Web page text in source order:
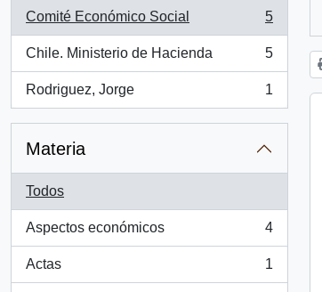
Comité Económico Social
, 5 resultados
5
Chile. Ministerio de Hacienda
, 5 resultados
5
Rodriguez, Jorge
, 1 resultados
1
Materia
Todos
Aspectos económicos
, 4 resultados
4
Actas
, 1 resultados
1